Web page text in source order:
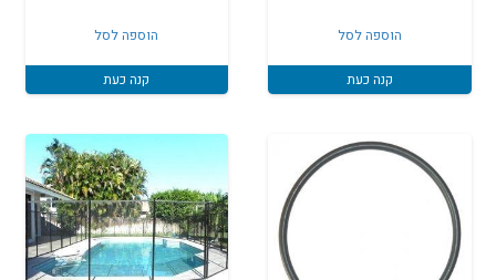
הוספה לסל
קנה כעת
היה:
₪198.
₪128.
הוספה לסל
קנה כעת